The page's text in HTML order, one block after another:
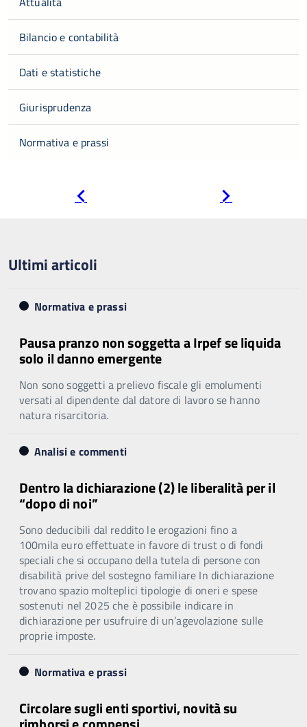
Bilancio e contabilità
Dati e statistiche
Giurisprudenza
Normativa e prassi
Ultimi articoli
Normativa e prassi
Pausa pranzo non soggetta a Irpef se liquida
solo il danno emergente
Non sono soggetti a prelievo fiscale gli emolumenti
versati al dipendente dal datore di lavoro se hanno
natura risarcitoria.
Analisi e commenti
Dentro la dichiarazione (2) le liberalità per il
“dopo di noi”
Sono deducibili dal reddito le erogazioni fino a
100mila euro effettuate in favore di trust o di fondi
speciali che si occupano della tutela di persone con
disabilità prive del sostegno familiare In dichiarazione
trovano spazio molteplici tipologie di oneri e spese
sostenuti nel 2025 che è possibile indicare in
dichiarazione per usufruire di un’agevolazione sulle
proprie imposte.
Normativa e prassi
Circolare sugli enti sportivi, novità su